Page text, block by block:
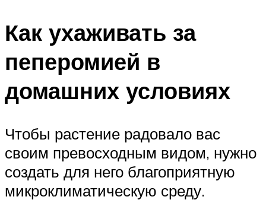
Как ухаживать за
пеперомией в
домашних условиях
Чтобы растение радовало вас
своим превосходным видом, нужно
создать для него благоприятную
микроклиматическую среду.